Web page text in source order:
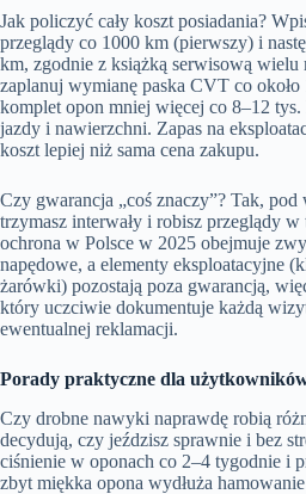
Jak policzyć cały koszt posiadania?
przeglądy co 1000 km (pierwszy) i
km, zgodnie z książką serwisową
zaplanuj wymianę paska CVT co
komplet opon mniej więcej co 8–12
jazdy i nawierzchni. Zapas na
koszt lepiej niż sama cena zakupu.
Czy gwarancja „coś znaczy”? Tak, pod
trzymasz interwały i robisz przeglądy
ochrona w Polsce w 2025 obejmuje
napędowe, a elementy eksploatacyjne
żarówki) pozostają poza gwarancją,
który uczciwie dokumentuje każdą
ewentualnej reklamacji.
Porady praktyczne dla
Czy drobne nawyki naprawdę robią
decydują, czy jeździsz sprawnie i bez
ciśnienie w oponach co 2–4 tygodnie i
zbyt miękka opona wydłuża